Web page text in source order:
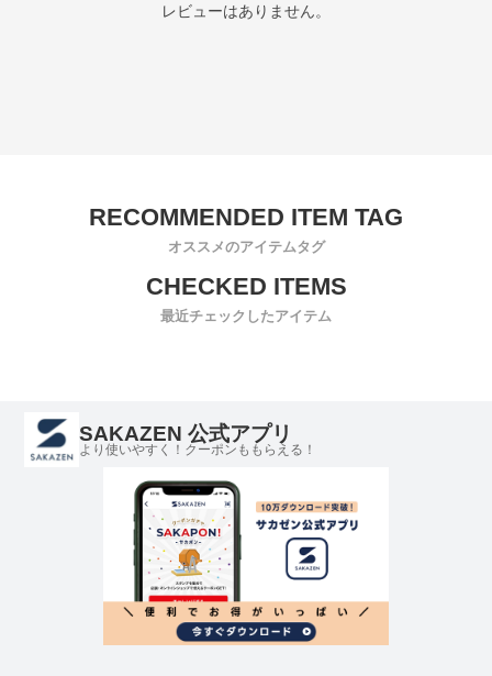
レビューはありません。
オススメのアイテムタグ
最近チェックしたアイテム
SAKAZEN 公式アプリ
より使いやすく！クーポンももらえる！